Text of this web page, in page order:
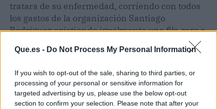
Que.es - Do Not Process My Personal Information
If you wish to opt-out of the sale, sharing to third parties, or
processing of your personal or sensitive information for
targeted advertising by us, please use the below opt-out
section to confirm your selection. Please note that after your
tratara de su enfermedad, corriendo con todos
los gastos de la organización Santiago
Rodríguez existiendo igualmente una fila cero a
quien no pudiendo acudir a la gala y deseara
mediante una transferencia bancaria.
En dicha gala se recaudaron por la venta de